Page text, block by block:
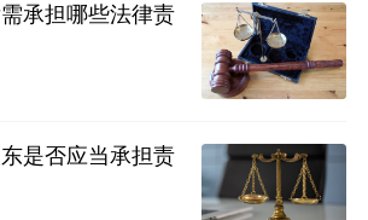
承担哪些法律责
是否应当承担责